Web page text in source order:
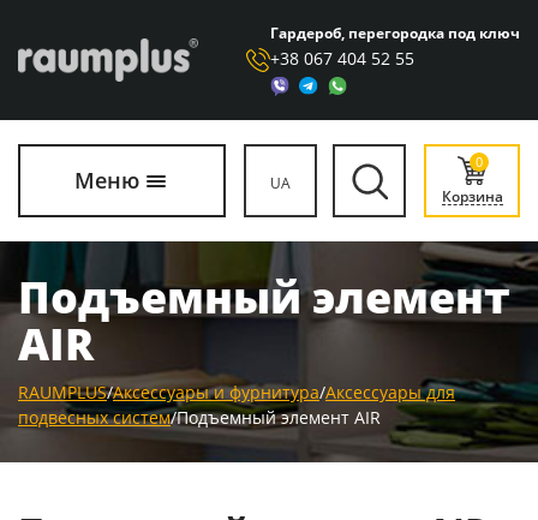
Гардероб, перегородка под ключ
+38 067 404 52 55
Меню UA
0
Корзина
Подъемный элемент
AIR
RAUMPLUS/Аксессуары и фурнитура/Аксессуары для
подвесных систем/Подъемный элемент AIR